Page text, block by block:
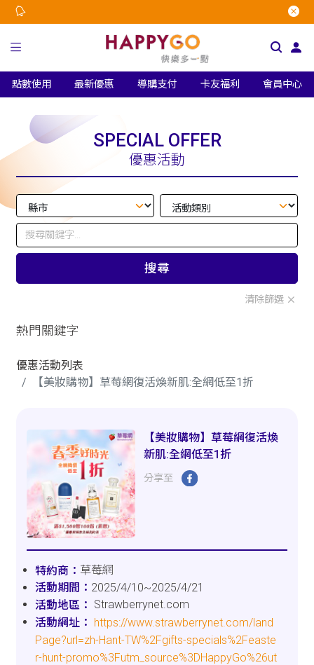
點數使用 最新優惠 導購支付 卡友福利 會員中心
SPECIAL OFFER
優惠活動
搜尋
清除篩選
熱門關鍵字
優惠活動列表
【美妝購物】草莓網復活煥新肌:全網低至1折
【美妝購物】草莓網復活煥
新肌:全網低至1折
分享至
草莓網
2025/4/10~2025/4/21
Strawberrynet.com
https://www.strawberrynet.com/land
Page?url=zh-Hant-TW%2Fgifts-specials%2Feaste
r-hunt-promo%3Futm_source%3DHappyGo%26ut